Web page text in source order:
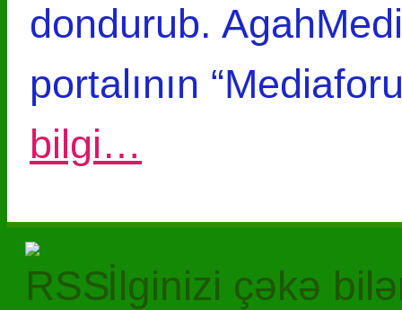
dondurub.
portalının
bilgi…
İlginizi çəkə